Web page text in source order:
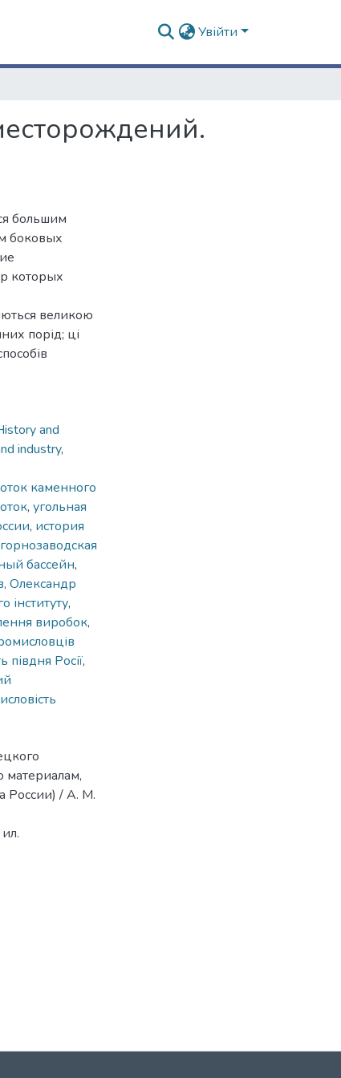
Увійти
большим
боковых
которых
великою
порід; ці
and
industry,
каменного
, угольная
, история
горнозаводская
бассейн,
Олександр
інституту,
виробок,
півдня Росії,
материалам,
России) / А. М.